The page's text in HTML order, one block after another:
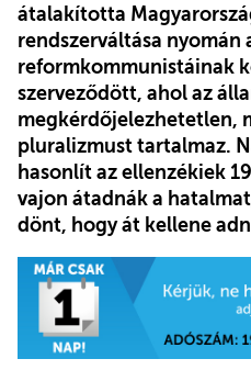
átalakította
rendszerváltása nyomán
reformkommunistáinak
szerveződött, ahol az
megkérdőjelezhetetlen,
pluralizmust tartalmaz.
hasonlít az ellenzékiek
vajon átadnák a
dönt, hogy át kellene